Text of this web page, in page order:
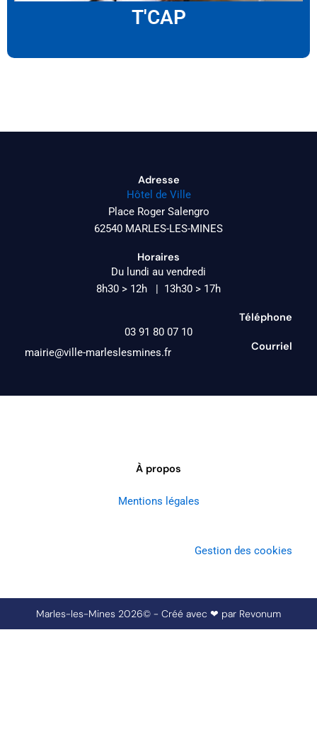
T'CAP
Adresse
Hôtel de Ville
Place Roger Salengro
62540 MARLES-LES-MINES
Horaires
Du lundi au vendredi
8h30 > 12h | 13h30 > 17h
Téléphone
03 91 80 07 10
Courriel
mairie@ville-marleslesmines.fr
À propos
Mentions légales
Gestion des cookies
Marles-les-Mines 2026© - Créé avec ❤ par Revonum